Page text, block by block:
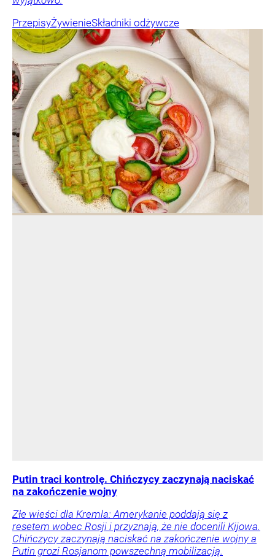
PrzepisyŻywienieSkładniki odżywcze
Putin traci kontrolę. Chińczycy zaczynają naciskać
na zakończenie wojny
Złe wieści dla Kremla: Amerykanie poddają się z
resetem wobec Rosji i przyznają, że nie docenili Kijowa.
Chińczycy zaczynają naciskać na zakończenie wojny a
Putin grozi Rosjanom powszechną mobilizacją.